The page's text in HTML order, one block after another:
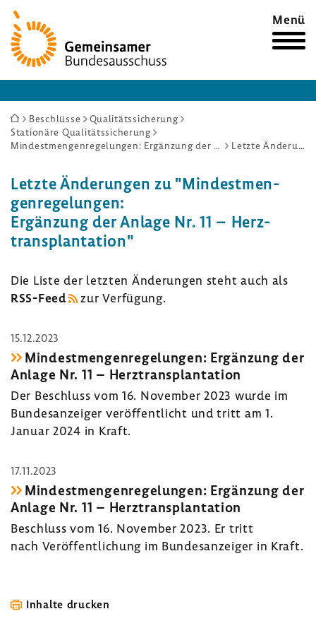
Zur
Startseite
Menü
Sie
sind
Beschlüsse
Qualitätssicherung
Stationäre Qualitätssicherung
Mindestmengenregelungen: Ergänzung der Anlage Nr. 11 – Herztransplantation
Letzte Änderungen
Letzte Ände­rungen zu "Mindest­men­
gen­re­ge­lungen:
Ergän­zung der Anlage Nr. 11 – Herz­
trans­plan­ta­tion"
Die Liste der letzten Ände­rungen steht auch als
RSS-​Feed
zur Verfü­gung.
15.12.2023
Mindest­men­gen­re­ge­lungen: Ergän­zung der
Anlage Nr. 11 – Herz­trans­plan­ta­tion
Der Beschluss vom 16. November 2023 wurde im
Bundes­an­zeiger veröf­fent­licht und tritt am 1.
Januar 2024 in Kraft.
17.11.2023
Mindest­men­gen­re­ge­lungen: Ergän­zung der
Anlage Nr. 11 – Herz­trans­plan­ta­tion
Beschluss vom 16. November 2023. Er tritt
nach Veröf­fent­li­chung im Bundes­an­zeiger in Kraft.
Inhalte drucken